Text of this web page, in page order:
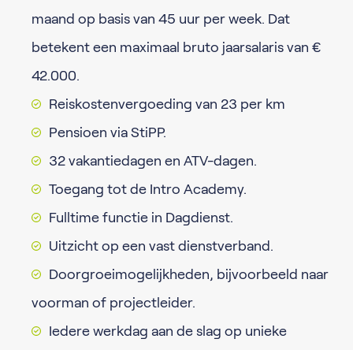
maand op basis van 45 uur per week. Dat
betekent een maximaal bruto jaarsalaris van €
42.000.
Reiskostenvergoeding van 23 per km
Pensioen via StiPP.
32 vakantiedagen en ATV-dagen.
Toegang tot de Intro Academy.
Fulltime functie in Dagdienst.
Uitzicht op een vast dienstverband.
Doorgroeimogelijkheden, bijvoorbeeld naar
voorman of projectleider.
Iedere werkdag aan de slag op unieke